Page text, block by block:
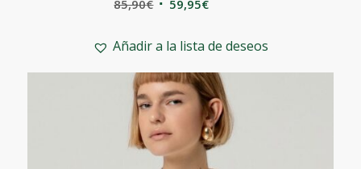
85,90€
original
85,90€.
59,95€
actual
59,95€.
Añadir a la lista de deseos